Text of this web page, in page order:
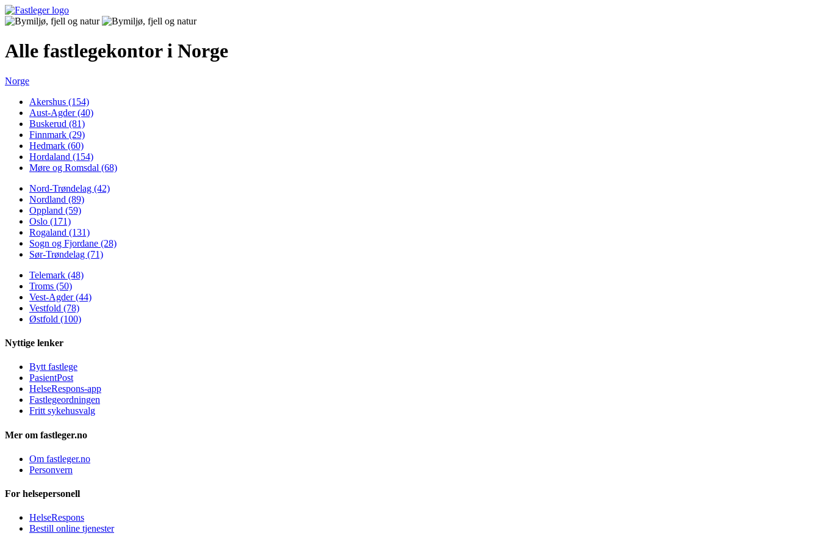
Alle fastlegekontor i Norge
Norge
Akershus (154)
Aust-Agder (40)
Buskerud (81)
Finnmark (29)
Hedmark (60)
Hordaland (154)
Møre og Romsdal (68)
Nord-Trøndelag (42)
Nordland (89)
Oppland (59)
Oslo (171)
Rogaland (131)
Sogn og Fjordane (28)
Sør-Trøndelag (71)
Telemark (48)
Troms (50)
Vest-Agder (44)
Vestfold (78)
Østfold (100)
Nyttige lenker
Bytt fastlege
PasientPost
HelseRespons-app
Fastlegeordningen
Fritt sykehusvalg
Mer om fastleger.no
Om fastleger.no
Personvern
For helsepersonell
HelseRespons
Bestill online tjenester